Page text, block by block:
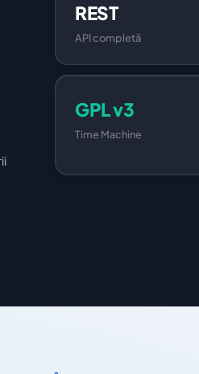
REST
API completă
GPL v3
Time Machine